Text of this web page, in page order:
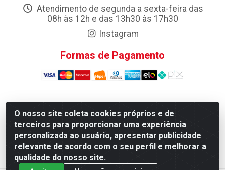
O nosso site coleta cookies próprios e de
terceiros para proporcionar uma experiência
personalizada ao usuário, apresentar publicidade
relevante de acordo com o seu perfil e melhorar a
qualidade do nosso site.
Atendimento de segunda a sexta-feira das
08h às 12h e das 13h30 às 17h30
Instagram
Formas de Pagamento
Atacadao da Limpeza F. Pereira Queiroz Comercio e
Distribuicao LTDA - Quadra Qi 10 Lotes 39 e, 41 - Setor
Industrial (Taguatinga), Brasília/DF - CEP 72.135-100 -
CNPJ 13.184.675/0001-80